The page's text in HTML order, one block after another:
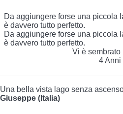
Da aggiungere forse una piccola
è davvero tutto perfetto.
Da aggiungere forse una piccola
è davvero tutto perfetto.
Vi è sembrato
4 Anni
Una bella vista lago senza
Giuseppe (Italia)